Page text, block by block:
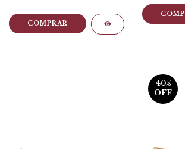
COMPRAR
40%
OFF